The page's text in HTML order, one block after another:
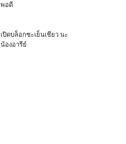
พอดี
เปิดบล็อกซะเย็นเชียว นะ
น้องอารีย์